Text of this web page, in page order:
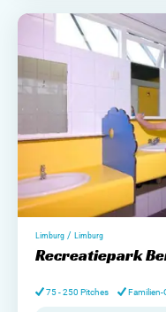
Limburg / Limburg
Recreatiepark
75 - 250 Pitches